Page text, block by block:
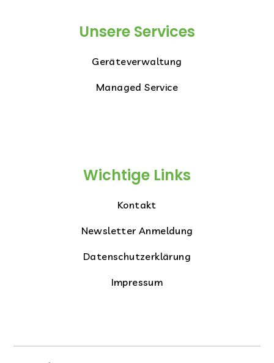
Unsere Services
Geräteverwaltung
Managed Service
Wichtige Links
Kontakt
Newsletter Anmeldung
Datenschutzerklärung
Impressum